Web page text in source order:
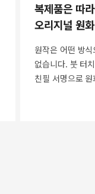
복제품은 따
오리지널 원
원작은 어떤 방
없습니다. 붓 터
친필 서명으로